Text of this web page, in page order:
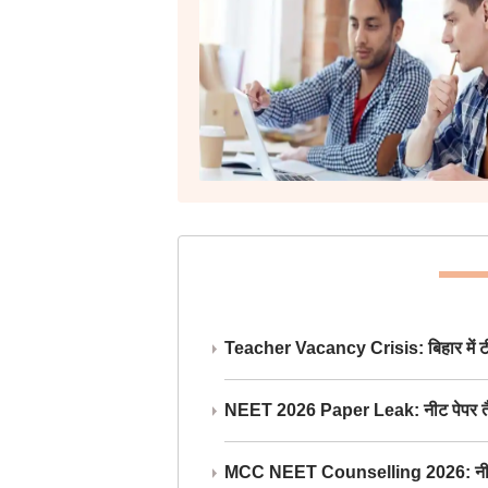
Teacher Vacancy Crisis: बिहार में
NEET 2026 Paper Leak: नीट पेपर
MCC NEET Counselling 2026: